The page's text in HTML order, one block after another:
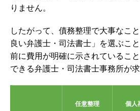
りません。
したがって、債務整理で大事なこ
良い弁護士・司法書士」を選ぶこ
前に費用が明確に示されているこ
できる弁護士・司法書士事務所が求
任意整理 個人